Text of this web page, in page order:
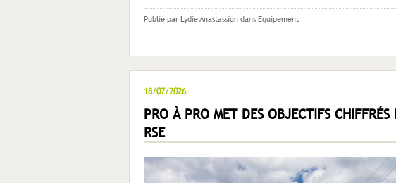
Publié par Lydie Anastassion dans Equipement
18/07/2026
PRO À PRO MET DES OBJECTIFS CHIFFRÉS
RSE